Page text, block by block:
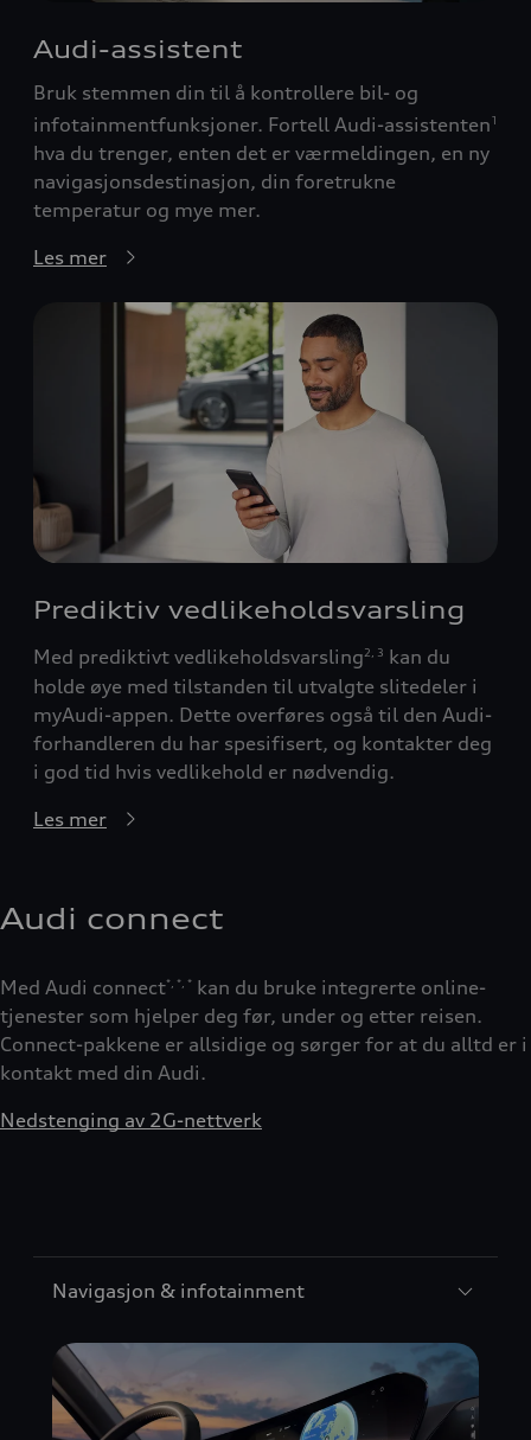
Audi-assistent
Bruk stemmen din til å kontrollere bil- og
infotainmentfunksjoner. Fortell Audi-assistenten1
hva du trenger, enten det er værmeldingen, en ny
navigasjonsdestinasjon, din foretrukne
temperatur og mye mer.
Les mer
Prediktiv vedlikeholdsvarsling
Med prediktivt vedlikeholdsvarsling2, 3 kan du
holde øye med tilstanden til utvalgte slitedeler i
myAudi-appen. Dette overføres også til den Audi-
forhandleren du har spesifisert, og kontakter deg
i god tid hvis vedlikehold er nødvendig.
Les mer
Audi connect
Med Audi connect* * * kan du bruke integrerte online-
tjenester som hjelper deg før, under og etter reisen.
Connect-pakkene er allsidige og sørger for at du alltd er i
kontakt med din Audi.
Nedstenging av 2G-nettverk
Navigasjon & infotainment